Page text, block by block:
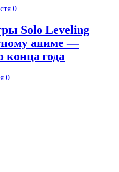
0
Solo Leveling
аниме —
конца года
0